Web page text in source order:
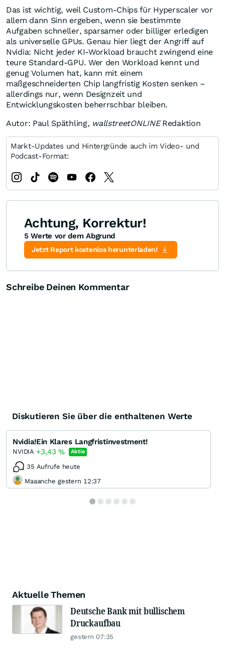
Das ist wichtig, weil Custom-Chips für Hyperscaler vor
allem dann Sinn ergeben, wenn sie bestimmte
Aufgaben schneller, sparsamer oder billiger erledigen
als universelle GPUs. Genau hier liegt der Angriff auf
Nvidia: Nicht jeder KI-Workload braucht zwingend eine
teure Standard-GPU. Wer den Workload kennt und
genug Volumen hat, kann mit einem
maßgeschneiderten Chip langfristig Kosten senken –
allerdings nur, wenn Designzeit und
Entwicklungskosten beherrschbar bleiben.
Autor: Paul Späthling, wallstreetONLINERedaktion
Markt-Updates und Hintergründe auch im Video- und
Podcast-Format:
Achtung, Korrektur!
5 Werte vor dem Abgrund
Jetzt Report kostenlos herunterladen!
Schreibe Deinen Kommentar
Diskutieren Sie über die enthaltenen Werte
Nvidia!Ein Klares Langfristinvestment!
NVIDIA +3,43% Aktie
35 Aufrufe heute
Maaanche gestern 12:37
Aktuelle Themen
Deutsche Bank mit bullischem
Druckaufbau
gestern 07:35